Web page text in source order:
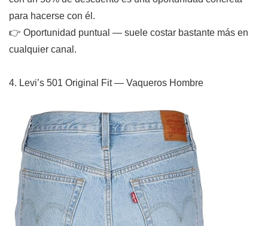
para hacerse con él.
👉 Oportunidad puntual — suele costar bastante más en
cualquier canal.
4. Levi’s 501 Original Fit — Vaqueros Hombre